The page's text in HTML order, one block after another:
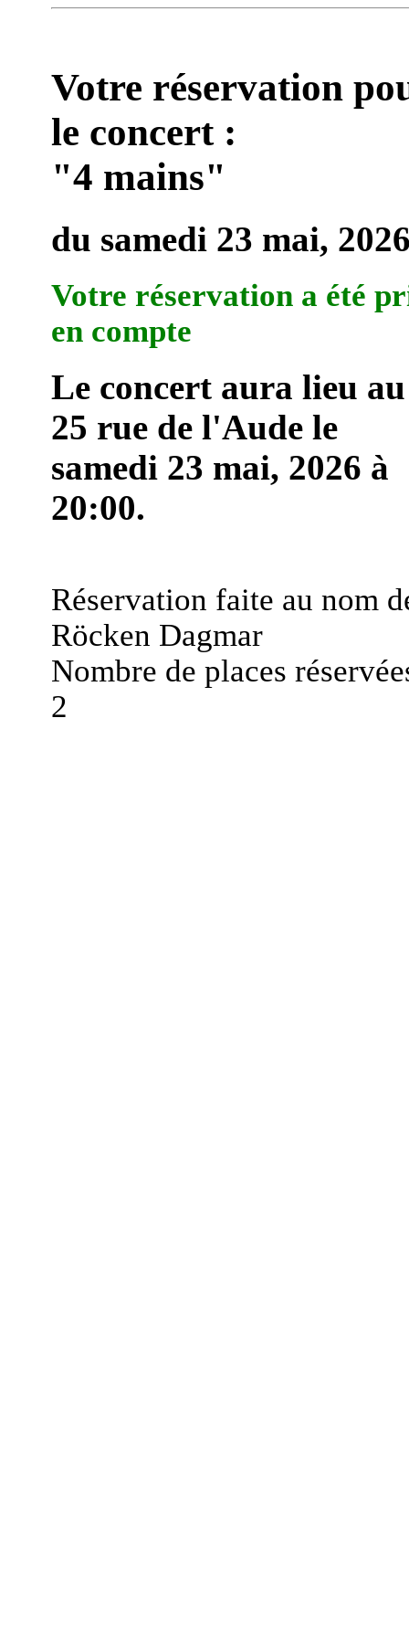
Votre réservation
le concert :
"4 mains"
du samedi 23 mai,
Votre réservation a été
en compte
Le concert aura lieu au
25 rue de l'Aude le
samedi 23 mai, 2026 à
20:00.
Réservation faite au nom
Röcken Dagmar
Nombre de places
2